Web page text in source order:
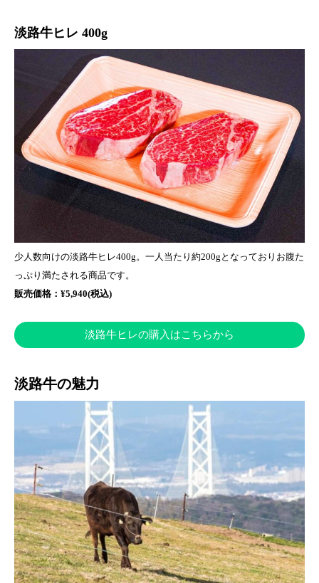
淡路牛ヒレ 400g
少人数向けの淡路牛ヒレ400g。一人当たり約200gとなっておりお腹た
っぷり満たされる商品です。
販売価格：¥5,940(税込)
淡路牛ヒレの購入はこちらから
淡路牛の魅力